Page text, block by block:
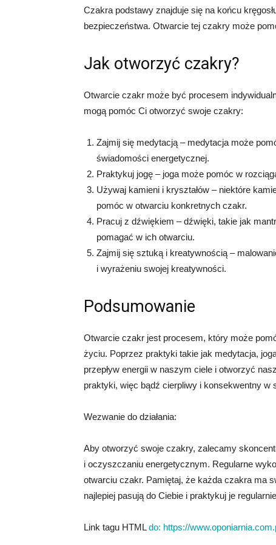
Czakra podstawy znajduje się na końcu
bezpieczeństwa. Otwarcie tej czakry może
Jak otworzyć czakry?
Otwarcie czakr może być procesem
mogą pomóc Ci otworzyć swoje czakry:
Zajmij się medytacją – medytacja może
świadomości energetycznej.
Praktykuj jogę – joga może pomóc w
Używaj kamieni i kryształów – niektóre
pomóc w otwarciu konkretnych czakr.
Pracuj z dźwiękiem – dźwięki, takie jak
pomagać w ich otwarciu.
Zajmij się sztuką i kreatywnością –
i wyrażeniu swojej kreatywności.
Podsumowanie
Otwarcie czakr jest procesem, który może
życiu. Poprzez praktyki takie jak medytacja,
przepływ energii w naszym ciele i otworzyć
praktyki, więc bądź cierpliwy i konsekwentny w
Wezwanie do działania:
Aby otworzyć swoje czakry, zalecamy
i oczyszczaniu energetycznym. Regularne
otwarciu czakr. Pamiętaj, że każda czakra ma
najlepiej pasują do Ciebie i praktykuj je
Link tagu HTMLdo: https://